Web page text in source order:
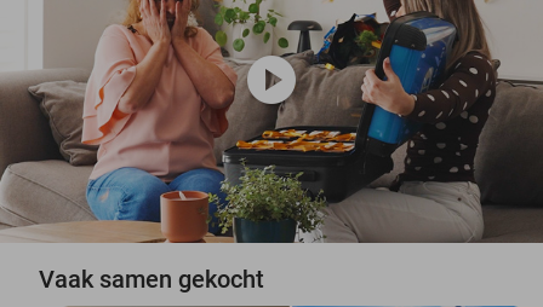
play_circle
Vaak samen gekocht